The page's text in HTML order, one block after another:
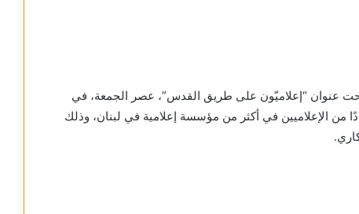
تحت عنوان “إعلاميّون على طريق القدس”، عصر الجمعة، في
من الإعلاميين في أكثر من مؤسسة إعلامية في لبنان، وذلك